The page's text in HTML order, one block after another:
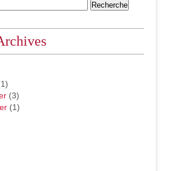
(3)
(1)